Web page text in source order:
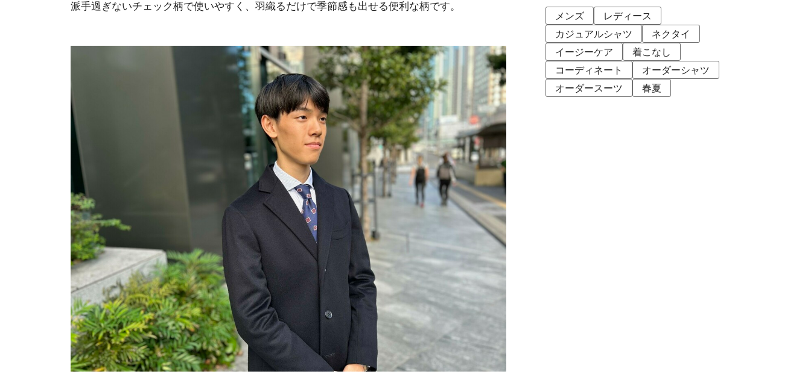
派手過ぎないチェック柄で使いやすく、羽織るだけで季節感も出せる便利な柄です。
メンズ
レディース
カジュアルシャツ
ネクタイ
イージーケア
着こなし
コーディネート
オーダーシャツ
オーダースーツ
春夏